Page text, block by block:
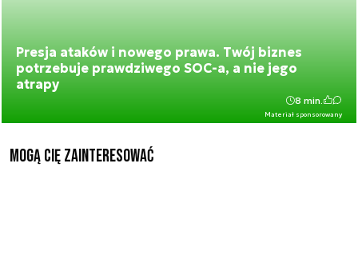
Presja ataków i nowego prawa. Twój biznes
potrzebuje prawdziwego SOC-a, a nie jego
atrapy
Materiał sponsorowany
8 min.
Mogą Cię zainteresować